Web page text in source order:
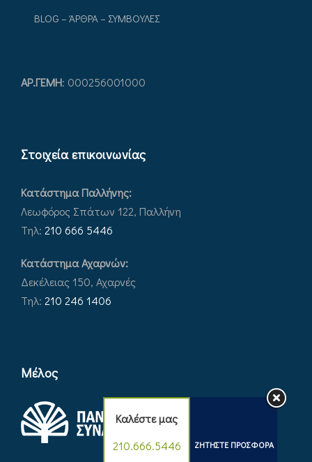
BLOG – ΆΡΘΡΑ – ΣΥΜΒΟΥΛΕΣ
ΑΡ.ΓEΜΗ: 000256001000
Στοιχεία επικοινωνίας
Κατάστημα Παλλήνης:
Λεωφόρος Σπάτων 122, Παλλήνη
Τηλ: 210 666 5446
Κατάστημα Αχαρνών:
Δεκέλειας 150, Αχαρνές
Τηλ: 210 246 1406
Μέλος
Καλέστε μας
210.666.5446
ΖΗΤΗΣΤΕ ΠΡΟΣΦΟΡΑ